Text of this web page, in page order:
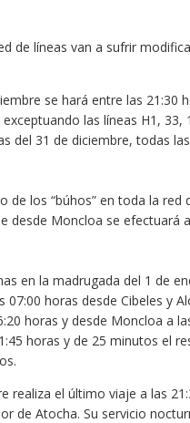
de líneas van a sufrir
se hará entre las 21:30
las líneas H1, 33,
del 31 de diciembre, todas
de los “búhos” en toda la red
desde Moncloa se efectuará
en la madrugada del 1 de
horas desde Cibeles y
horas y desde Moncloa a
horas y de 25 minutos el
realiza el último viaje a las
de Atocha. Su servicio